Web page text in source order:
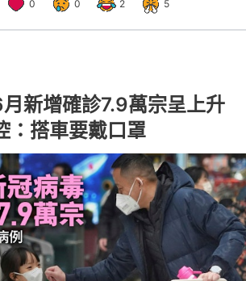
0 0 2 5
新增確診7.9萬宗呈上升
搭車要戴口罩